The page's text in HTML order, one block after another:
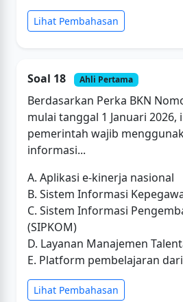
Lihat Pembahasan
Soal 18 Ahli Pertama
Berdasarkan Perka BKN
mulai tanggal 1 Januari 2026,
pemerintah wajib
informasi...
A. Aplikasi e-kinerja nasional
B. Sistem Informasi
C. Sistem Informasi
(SIPKOM)
D. Layanan Manajemen
E. Platform pembelajaran
Lihat Pembahasan